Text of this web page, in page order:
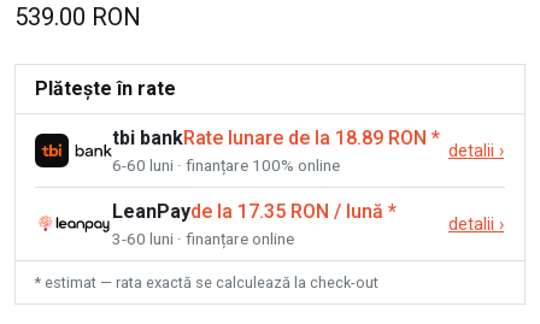
539.00 RON
Plătește în rate
tbi bankRate lunare de la 18.89 RON *
6-60 luni · finanțare 100% online
detalii ›
LeanPayde la 17.35 RON / lună *
3-60 luni · finanțare online
detalii ›
* estimat — rata exactă se calculează la check-out